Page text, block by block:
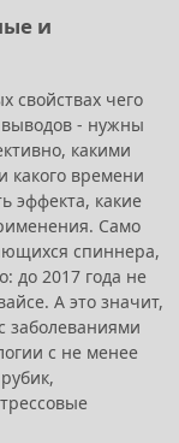
и
свойствах чего
- нужны
какими
какого времени
эффекта, какие
Само
спиннера,
до 2017 года не
А это значит,
заболеваниями
с не менее